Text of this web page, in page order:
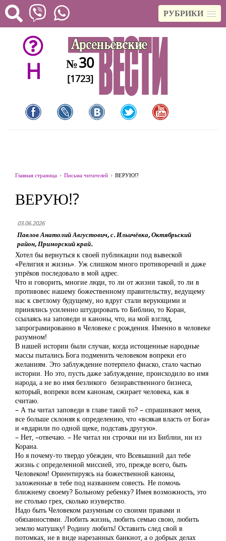
РУБРИКИ
H №30
[1723]
Главная страница Письма читателей ВЕРУЮ!?
ВЕРУЮ!?
03.06.2026
Павлов Анатолий Августович, с. Ильичёвка, Октябрьский
район, Приморский край.
Хотел бы вернуться к своей публикации под вывеской
«Религия и жизнь». Уж слишком много противоречий и даже
упрёков последовало в мой адрес.
Что и говорить, многие люди, то ли от жизни такой, то ли в
противовес нашему божественному правительству, ведущему
нас к светлому будущему, но вдруг стали верующими и
принялись усиленно штудировать то Библию, то Коран,
ссылаясь на заповеди и каноны, что, на мой взгляд,
запрограмированно в Человеке с рождения. Именно в человеке
разумном!
В нашей истории были случаи, когда истощенные народные
массы пытались Бога подменить человеком вопреки его
желаниям. Это заблуждение потерпело фиаско, стало частью
истории. Но это, пусть даже заблуждение, происходило во имя
народа, а не во имя безликого безнравственного бизнеса,
который, вопреки всем канонам, сжирает человека, как я
считаю.
– А ты читал заповеди в главе такой то? – спрашивают меня,
все больше склоняя к определению, что «всякая власть от Бога»
и «вдарили по одной щеке, подставь другую».
– Нет, –отвечаю. – Не читал ни строчки ни из Библии, ни из
Корана.
Но я почему-то твердо убежден, что Всевышний дал тебе
жизнь с определенной миссией, это, прежде всего, быть
Человеком! Ориентируясь на божественной каноны,
заложенные в тебе под названием совесть. Не помочь
ближнему своему? Больному ребенку? Имея возможность, это
не столько грех, сколько изуверство.
Надо быть Человеком разумным со своими правами и
обязанностями. Любить жизнь, любить семью свою, любить
землю матушку! Родину любить! Оставить след свой в
потомках, не в виде нарезанных банкнот, а о добрых делах